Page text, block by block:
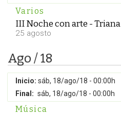
Varios
III Noche con arte - Triana
25 agosto
Ago / 18
Inicio: sáb, 18/ago/18 - 00:00h
Final: sáb, 18/ago/18 - 00:00h
Música